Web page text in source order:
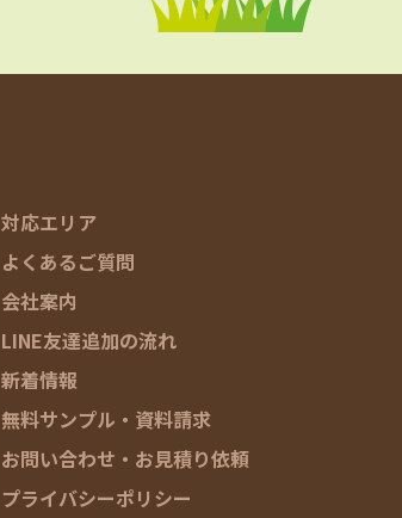
対応エリア
よくあるご質問
会社案内
LINE友達追加の流れ
新着情報
無料サンプル・資料請求
お問い合わせ・お見積り依頼
プライバシーポリシー